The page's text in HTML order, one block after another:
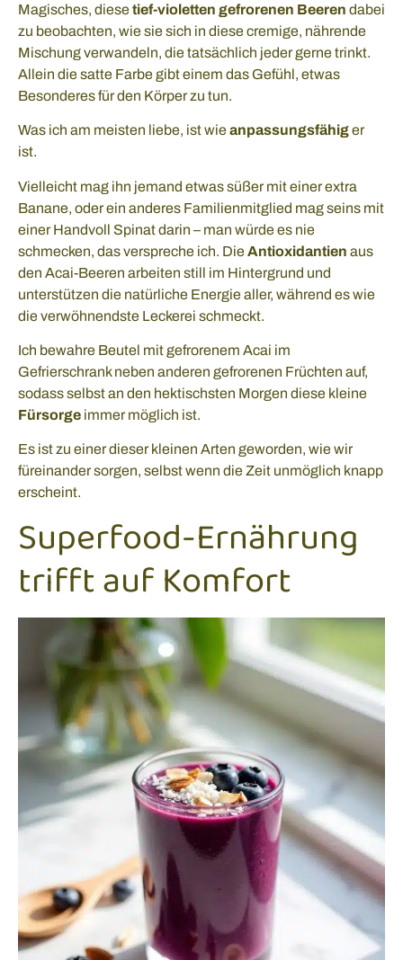
Magisches, diesetief-violetten gefrorenen Beeren dabei
zu beobachten, wie sie sich in diese cremige, nährende
Mischung verwandeln, die tatsächlich jeder gerne trinkt.
Allein die satte Farbe gibt einem das Gefühl, etwas
Besonderes für den Körper zu tun.
Was ich am meisten liebe, ist wieanpassungsfähiger
ist.
Vielleicht mag ihn jemand etwas süßer mit einer extra
Banane, oder ein anderes Familienmitglied mag seins mit
einer Handvoll Spinat darin – man würde es nie
schmecken, das verspreche ich. DieAntioxidantien aus
den Acai-Beeren arbeiten still im Hintergrund und
unterstützen die natürliche Energie aller, während es wie
die verwöhnendste Leckerei schmeckt.
Ich bewahre Beutel mit gefrorenem Acai im
Gefrierschrank neben anderen gefrorenen Früchten auf,
sodass selbst an den hektischsten Morgen diese kleine
Fürsorge immer möglich ist.
Es ist zu einer dieser kleinen Arten geworden, wie wir
füreinander sorgen, selbst wenn die Zeit unmöglich knapp
erscheint.
Superfood-Ernährung
trifft auf Komfort